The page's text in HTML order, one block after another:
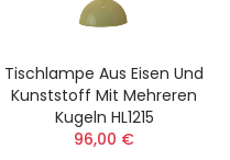
Tischlampe Aus Eisen Und
Kunststoff Mit Mehreren
Kugeln HL1215
96,00 €